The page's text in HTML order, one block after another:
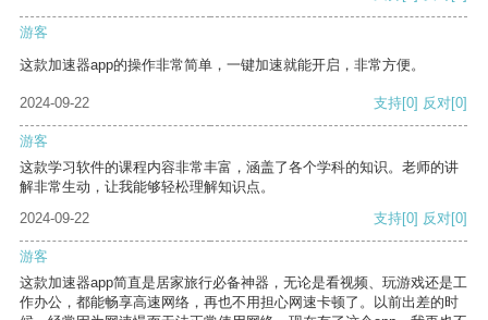
游客
这款加速器app的操作非常简单，一键加速就能开启，非常方便。
2024-09-22 支持[0] 反对[0]
游客
这款学习软件的课程内容非常丰富，涵盖了各个学科的知识。老师的讲
解非常生动，让我能够轻松理解知识点。
2024-09-22
支持[0] 反对[0]
游客
这款加速器app简直是居家旅行必备神器，无论是看视频、玩游戏还是工
作办公，都能畅享高速网络，再也不用担心网速卡顿了。以前出差的时